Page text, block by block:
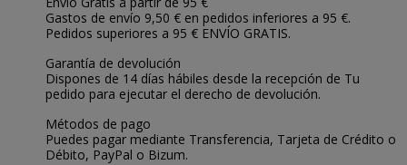
Gastos de envío 9,50 € en pedidos inferiores a 95 €.
Pedidos superiores a 95 € ENVÍO GRATIS.
Garantía de devolución
Dispones de 14 días hábiles desde la recepción de Tu
pedido para ejecutar el derecho de devolución.
Métodos de pago
Puedes pagar mediante Transferencia, Tarjeta de Crédito o
Débito, PayPal o Bizum.